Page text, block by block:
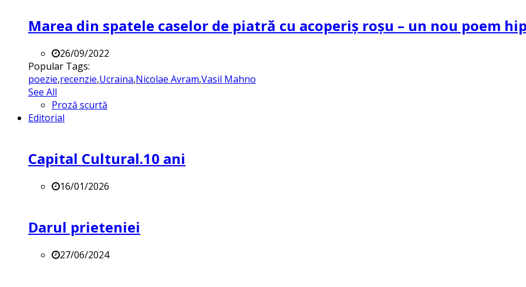
Marea din spatele caselor de piatră cu acoperiș roșu – un nou poem
26/09/2022
Popular Tags:
poezie,recenzie,Ucraina,Nicolae Avram,Vasil Mahno
See All
Proză scurtă
Editorial
Capital Cultural.10 ani
16/01/2026
Darul prieteniei
27/06/2024